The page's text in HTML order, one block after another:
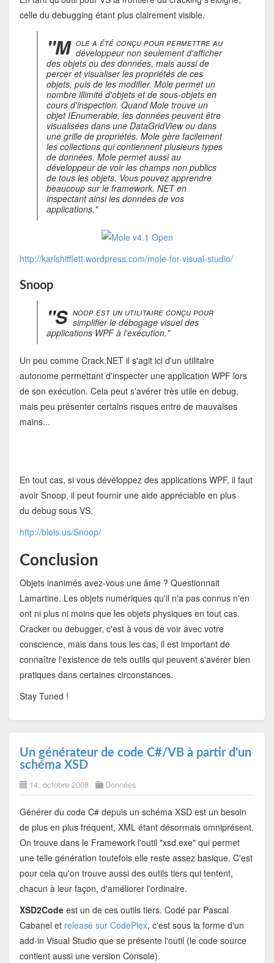
celle du debugging étant plus clairement visible.
"M ole a été conçu pour permettre au
développeur non seulement d'afficher
des objets ou des données, mais aussi de
percer et visualiser les propriétés de ces
objets, puis de les modifier. Mole permet un
nombre illimité d'objets et de sous-objets en
cours d'inspection. Quand Mole trouve un
objet IEnumerable, les données peuvent être
visualisées dans une DataGridView ou dans
une grille de propriétés. Mole gère facilement
les collections qui contiennent plusieurs types
de données. Mole permet aussi au
développeur de voir les champs non publics
de tous les objets. Vous pouvez apprendre
beaucoup sur le framework. NET en
inspectant ainsi les données de vos
applications."
http://karlshifflett.wordpress.com/mole-for-visual-studio/
Snoop
"S noop est un utilitaire conçu pour
simplifier le débogage visuel des
applications WPF à l'exécution."
Un peu comme Crack.NET il s'agit ici d'un utilitaire
autonome permettant d'inspecter une application WPF lors
de son exécution. Cela peut s'avérer très utile en debug,
mais peu présenter certains risques entre de mauvaises
mains...
En tout cas, si vous développez des applications WPF, il faut
avoir Snoop, il peut fournir une aide appréciable en plus
du debug sous VS.
http://blois.us/Snoop/
Conclusion
Objets inanimés avez-vous une âme ? Questionnait
Lamartine. Les objets numériques qu'il n'a pas connus n'en
ont ni plus ni moins que les objets physiques en tout cas.
Cracker ou debugger, c'est à vous de voir avec votre
conscience, mais dans tous les cas, il est important de
connaître l'existence de tels outils qui peuvent s'avérer bien
pratiques dans certaines circonstances.
Stay Tuned !
Un générateur de code C#/VB à partir d'un
schéma XSD
14. octobre 2008 Données
Générer du code C# depuis un schéma XSD est un besoin
de plus en plus fréquent, XML étant désormais omniprésent.
On trouve dans le Framework l'outil "xsd.exe" qui permet
une telle génération toutefois elle reste assez basique. C'est
pour cela qu'on trouve aussi des outils tiers qui tentent,
chacun à leur façon, d'améliorer l'ordinaire.
XSD2Codeest un de ces outils tiers. Codé par Pascal
Cabanel et releasé sur CodePlex, c'est sous la forme d'un
add-in Visual Studio que se présente l'outil (le code source
contient aussi une version Console).